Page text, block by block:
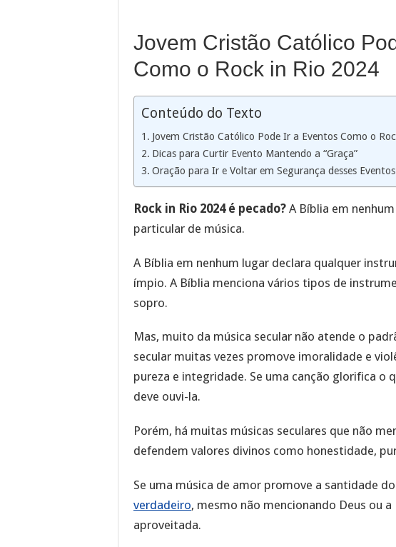
Jovem Cristão Católico
Como o Rock in Rio 2024
Conteúdo do Texto
Jovem Cristão Católico Pode Ir a Eventos Como o
Dicas para Curtir Evento Mantendo a “Graça”
Oração para Ir e Voltar em Segurança desses Eventos
Rock in Rio 2024 é pecado? A Bíblia em
particular de música.
A Bíblia em nenhum lugar declara qualquer
ímpio. A Bíblia menciona vários tipos de
sopro.
Mas, muito da música secular não atende o
secular muitas vezes promove imoralidade e
pureza e integridade. Se uma canção glorifica o
deve ouvi-la.
Porém, há muitas músicas seculares que não
defendem valores divinos como honestidade,
Se uma música de amor promove a santidade do
verdadeiro, mesmo não mencionando Deus ou
aproveitada.